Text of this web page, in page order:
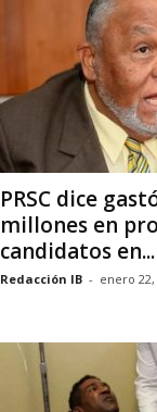
PRSC dice
millones en
candidatos en...
Redacción IB - enero 22,